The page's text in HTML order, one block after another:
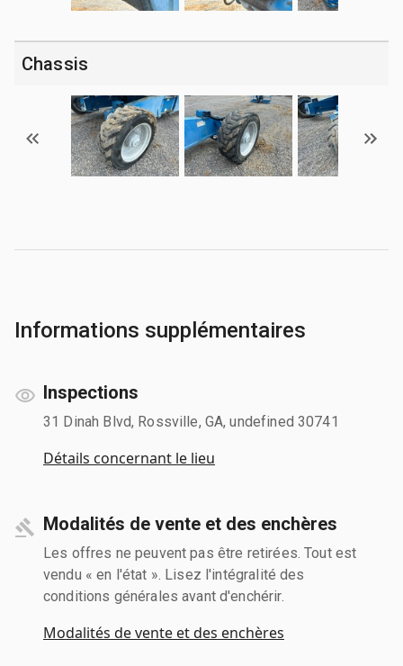
Chassis
Informations supplémentaires
Inspections
31 Dinah Blvd, Rossville, GA, undefined 30741
Détails concernant le lieu
Modalités de vente et des enchères
Les offres ne peuvent pas être retirées. Tout est
vendu « en l'état ». Lisez l'intégralité des
conditions générales avant d'enchérir.
Modalités de vente et des enchères